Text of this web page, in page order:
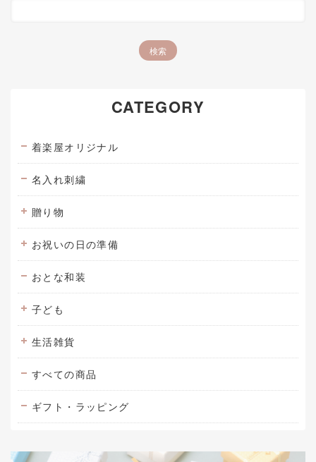
CATEGORY
着楽屋オリジナル
名入れ刺繍
贈り物
お祝いの日の準備
おとな和装
子ども
生活雑貨
すべての商品
ギフト・ラッピング